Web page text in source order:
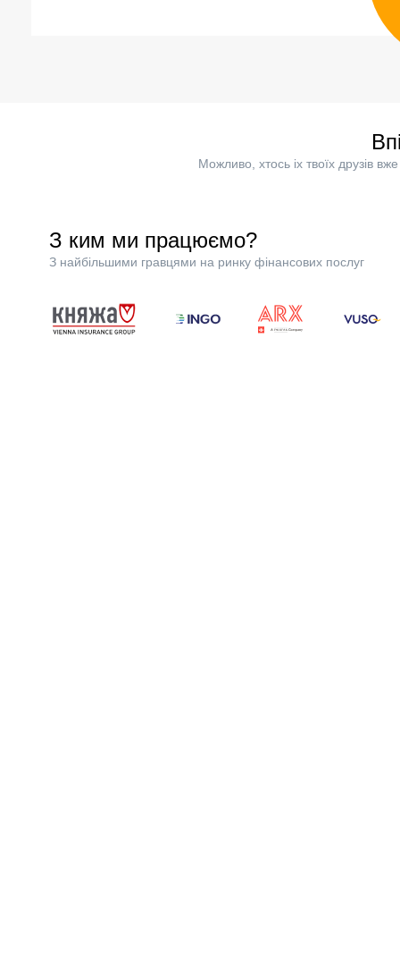
Можливо, хтось іх твоїх друзів
З ким ми працюємо?
З найбільшими гравцями на ринку фінансових послуг